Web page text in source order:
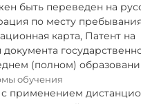
быть переведен на
по месту
карта, Патент на
документа
(полном)
обучения
с применением